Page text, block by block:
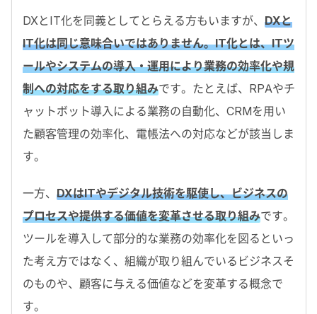
DXとIT化を同義としてとらえる方もいますが、 DXと
IT化は同じ意味合いではありません。IT化とは、ITツ
ールやシステムの導入・運用により業務の効率化や規
制への対応をする取り組みです。たとえば、RPAやチ
ャットボット導入による業務の自動化、CRMを用い
た顧客管理の効率化、電帳法への対応などが該当しま
す。
一方、 DXはITやデジタル技術を駆使し、ビジネスの
プロセスや提供する価値を変革させる取り組みです。
ツールを導入して部分的な業務の効率化を図るといっ
た考え方ではなく、組織が取り組んでいるビジネスそ
のものや、顧客に与える価値などを変革する概念で
す。